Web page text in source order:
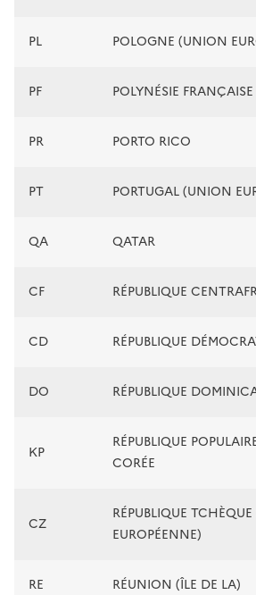
PL POLOGNE (UNION
PF POLYNÉSIE FRANÇAISE
PR PORTO RICO
PT PORTUGAL (UNION
QA QATAR
CF RÉPUBLIQUE
CD RÉPUBLIQUE
DO RÉPUBLIQUE
KP
RÉPUBLIQUE
CORÉE
CZ
RÉPUBLIQUE
EUROPÉENNE)
RE RÉUNION (ÎLE DE LA)